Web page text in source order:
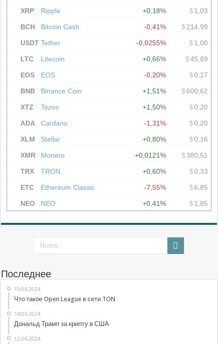
Последнее
15.06.2024
Что такое Open League в сети TON
14.06.2024
Дональд Трамп за крипту в США
12.06.2024